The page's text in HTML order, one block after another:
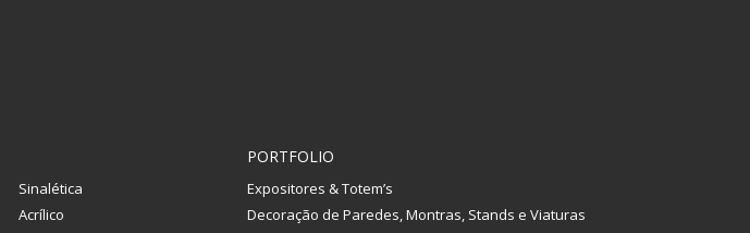
Sinalética
Acrílico
PORTFOLIO
Expositores & Totem’s
Decoração de Paredes, Montras, Stands e Viaturas